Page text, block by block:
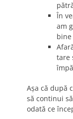
În
am
tare
Așa că după
să continui
odată ce